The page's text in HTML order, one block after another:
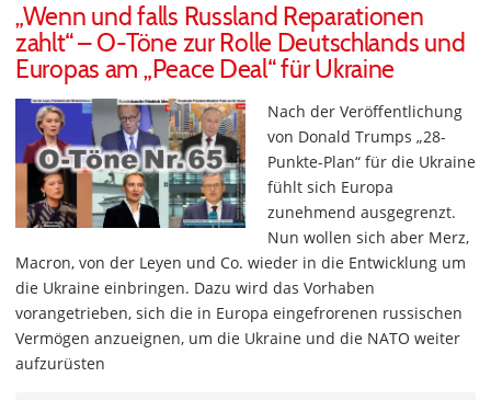
„Wenn und falls Russland Reparationen
zahlt“ – O-Töne zur Rolle Deutschlands und
Europas am „Peace Deal“ für Ukraine
Nach der Veröffentlichung
von Donald Trumps „28-
Punkte-Plan“ für die Ukraine
fühlt sich Europa
zunehmend ausgegrenzt.
Nun wollen sich aber Merz,
Macron, von der Leyen und Co. wieder in die Entwicklung um
die Ukraine einbringen. Dazu wird das Vorhaben
vorangetrieben, sich die in Europa eingefrorenen russischen
Vermögen anzueignen, um die Ukraine und die NATO weiter
aufzurüsten